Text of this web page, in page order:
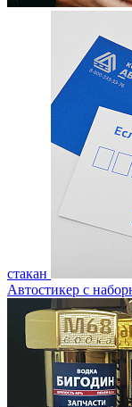
стакан
Автостикер с